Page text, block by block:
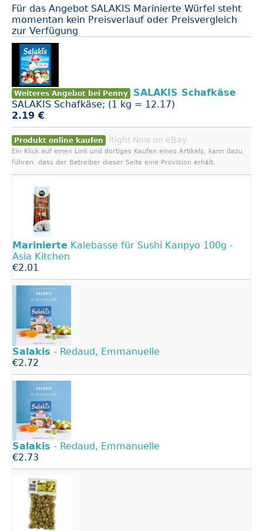
Für das Angebot SALAKIS Marinierte Würfel steht
momentan kein Preisverlauf oder Preisvergleich
zur Verfügung
Weiteres Angebot bei Penny
SALAKIS Schafkäse
SALAKIS Schafkäse; (1 kg = 12.17)
2.19 €
Produkt online kaufen Right Now on eBay
Ein Klick auf einen Link und dortiges Kaufen eines Artikels, kann dazu
führen, dass der Betreiber dieser Seite eine Provision erhält.
Marinierte Kalebasse für Sushi Kanpyo 100g -
Asia Kitchen
€2.01
Salakis - Redaud, Emmanuelle
€2.72
Salakis - Redaud, Emmanuelle
€2.73